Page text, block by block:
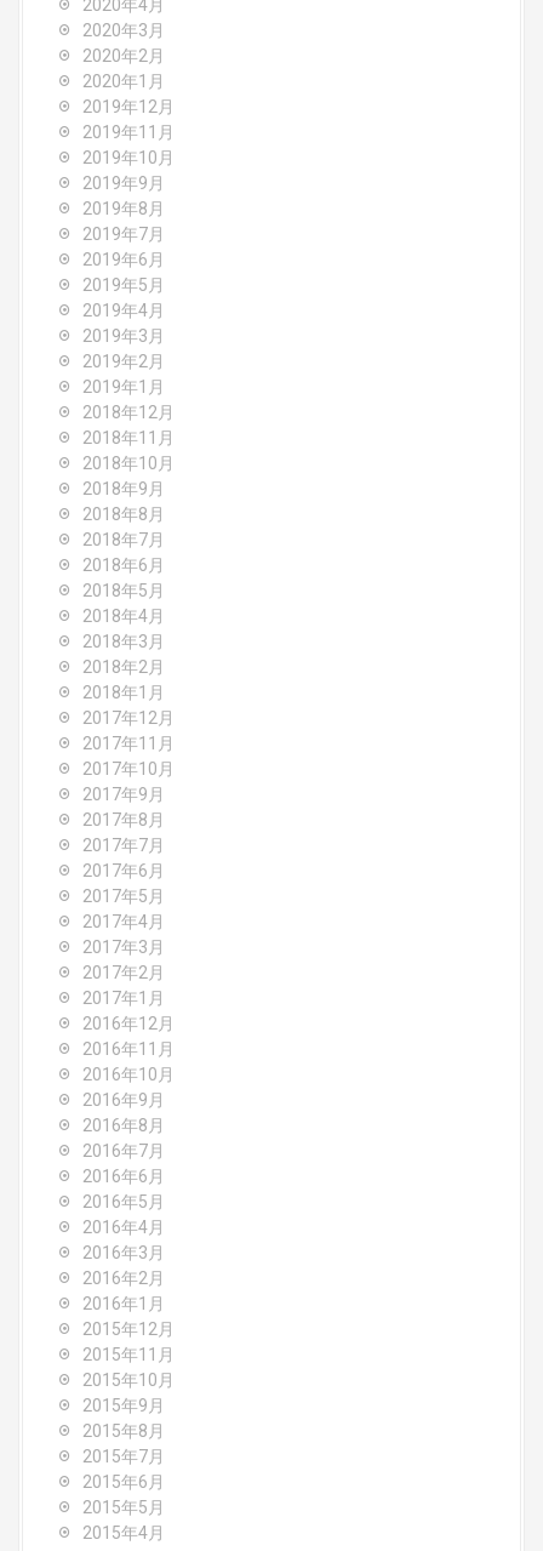
2020年4月
2020年3月
2020年2月
2020年1月
2019年12月
2019年11月
2019年10月
2019年9月
2019年8月
2019年7月
2019年6月
2019年5月
2019年4月
2019年3月
2019年2月
2019年1月
2018年12月
2018年11月
2018年10月
2018年9月
2018年8月
2018年7月
2018年6月
2018年5月
2018年4月
2018年3月
2018年2月
2018年1月
2017年12月
2017年11月
2017年10月
2017年9月
2017年8月
2017年7月
2017年6月
2017年5月
2017年4月
2017年3月
2017年2月
2017年1月
2016年12月
2016年11月
2016年10月
2016年9月
2016年8月
2016年7月
2016年6月
2016年5月
2016年4月
2016年3月
2016年2月
2016年1月
2015年12月
2015年11月
2015年10月
2015年9月
2015年8月
2015年7月
2015年6月
2015年5月
2015年4月